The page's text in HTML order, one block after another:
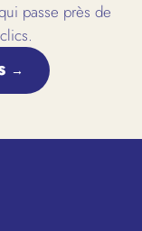
passe près de
→